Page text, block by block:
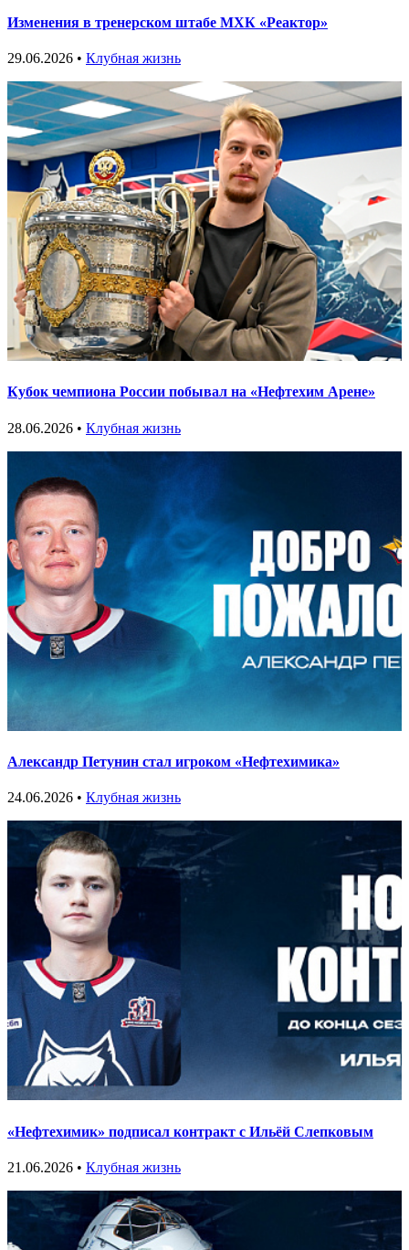
Изменения в тренерском штабе МХК «Реактор»
29.06.2026 • Клубная жизнь
Кубок чемпиона России побывал на «Нефтехим Арене»
28.06.2026 • Клубная жизнь
Александр Петунин стал игроком «Нефтехимика»
24.06.2026 • Клубная жизнь
«Нефтехимик» подписал контракт с Ильёй Слепковым
21.06.2026 • Клубная жизнь